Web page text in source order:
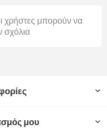
χρήστες μπορούν να
σχόλια
μου